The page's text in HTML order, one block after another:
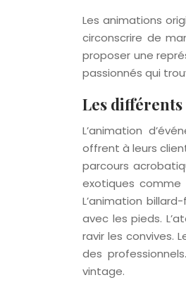
Les animations
circonscrire de
proposer une
passionnés qui
Les
L’animation
offrent à leurs
parcours
exotiques
L’animation
avec les pieds.
ravir les convives.
des
vintage.